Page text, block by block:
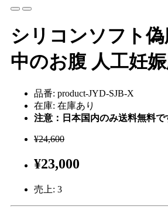
シリコンソフト
中のお腹 人工妊娠
品番: product-JYD-SJB-X
在庫: 在庫あり
注意：日本国内のみ送料無料で
¥24,600
¥23,000
売上: 3